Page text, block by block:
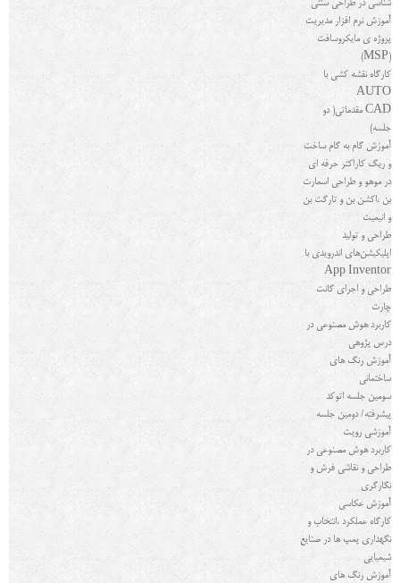
شناسی در طراحی سنتی
آموزش نرم افزار مدیریت
پروژه ی مایکروسافت
(
MSP
)
کارگاه نقشه کشی با
AUTO
CAD مقدماتی( دو
جلسه)
آموزش گام‌ به‌ گام ساخت
و ریگ کاراکتر حرفه ای
در موهو و طراحی اسمارت
بن ،اکشن بن و تارگت بن
و انیمیت
طراحی و تولید
اپلیکیشن‌های اندرویدی با
App Inventor
طراحی و اجرای گانت
چارت
کاربرد هوش مصنوعی در
درس پژوهی
آموزش رنگ های
ساختمانی
سومین جلسه اتوکد
پیشرفته/ دومین جلسه
آموزشی رویت
کاربرد هوش مصنوعی در
طراحی و نقاشی فرش و
نگارگری
آموزش عکاسی
کارگاه عملکرد ،انتخاب و
نگهداری پمپ ها در صنایع
شیمیایی
آموزش رنگ های